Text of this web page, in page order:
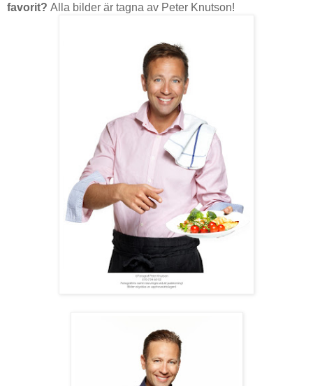
favorit? Alla bilder är tagna av Peter Knutson!